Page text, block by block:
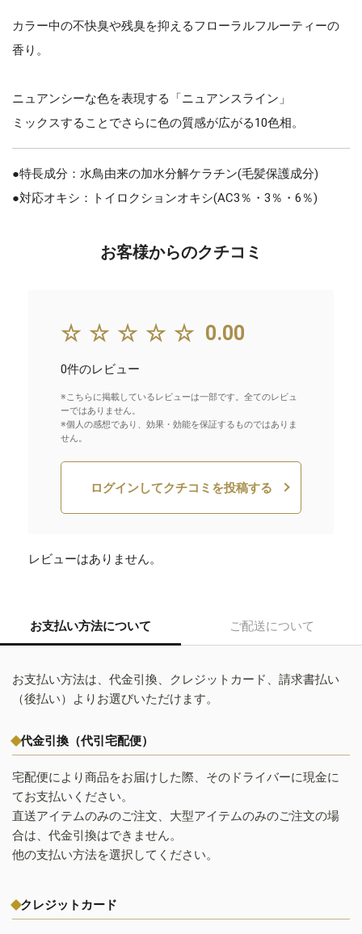
カラー中の不快臭や残臭を抑えるフローラルフルーティーの
香り。
ニュアンシーな色を表現する「ニュアンスライン」
ミックスすることでさらに色の質感が広がる10色相。
●特長成分：水鳥由来の加水分解ケラチン(毛髪保護成分)
●対応オキシ：トイロクションオキシ(AC3％・3％・6％)
お客様からのクチコミ
☆☆☆☆☆ 0.00
0件のレビュー
※こちらに掲載しているレビューは一部です。全てのレビュ
ーではありません。
※個人の感想であり、効果・効能を保証するものではありま
せん。
ログインしてクチコミを投稿する
レビューはありません。
お支払い方法について ご配送について
お支払い方法は、代金引換、クレジットカード、請求書払い
（後払い）よりお選びいただけます。
代金引換（代引宅配便）
宅配便により商品をお届けした際、そのドライバーに現金に
てお支払いください。
直送アイテムのみのご注文、大型アイテムのみのご注文の場
合は、代金引換はできません。
他の支払い方法を選択してください。
クレジットカード